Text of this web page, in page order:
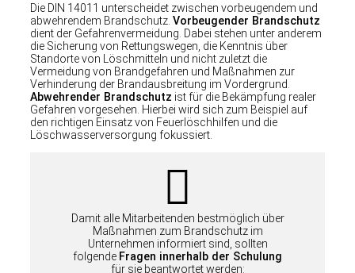
Die DIN 14011 unterscheidet zwischen vorbeugendem und
abwehrendem Brandschutz. Vorbeugender Brandschutz
dient der Gefahrenvermeidung. Dabei stehen unter anderem
die Sicherung von Rettungswegen, die Kenntnis über
Standorte von Löschmitteln und nicht zuletzt die
Vermeidung von Brandgefahren und Maßnahmen zur
Verhinderung der Brandausbreitung im Vordergrund.
Abwehrender Brandschutz ist für die Bekämpfung realer
Gefahren vorgesehen. Hierbei wird sich zum Beispiel auf
den richtigen Einsatz von Feuerlöschhilfen und die
Löschwasserversorgung fokussiert.
Damit alle Mitarbeitenden bestmöglich über
Maßnahmen zum Brandschutz im
Unternehmen informiert sind, sollten
folgende Fragen innerhalb der Schulung
für sie beantwortet werden: